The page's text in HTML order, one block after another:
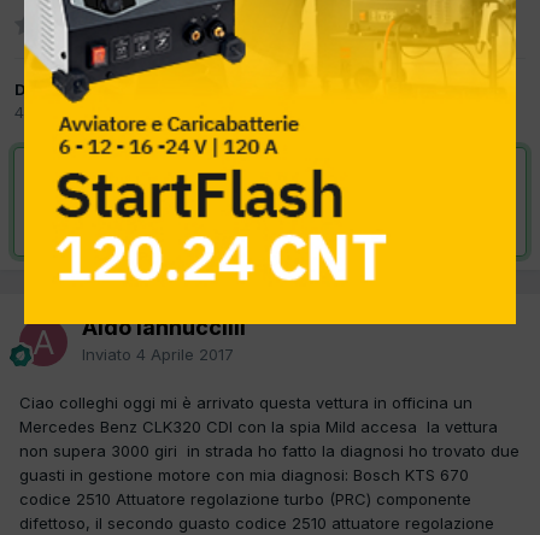
Da Aldo Iannuccilli
4 Aprile 2017
Meccatronica
VAI ALLA SOLUZIONE
Aldo Iannuccilli
Inviato 4 Aprile 2017
Ciao colleghi oggi mi è arrivato questa vettura in officina un
Mercedes Benz CLK320 CDI con la spia Mild accesa la vettura
non supera 3000 giri in strada ho fatto la diagnosi ho trovato due
guasti in gestione motore con mia diagnosi: Bosch KTS 670
codice 2510 Attuatore regolazione turbo (PRC) componente
difettoso, il secondo guasto codice 2510 attuatore regolazione